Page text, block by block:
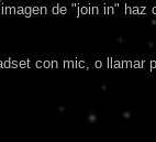
de "join in" haz
con mic, o llamar